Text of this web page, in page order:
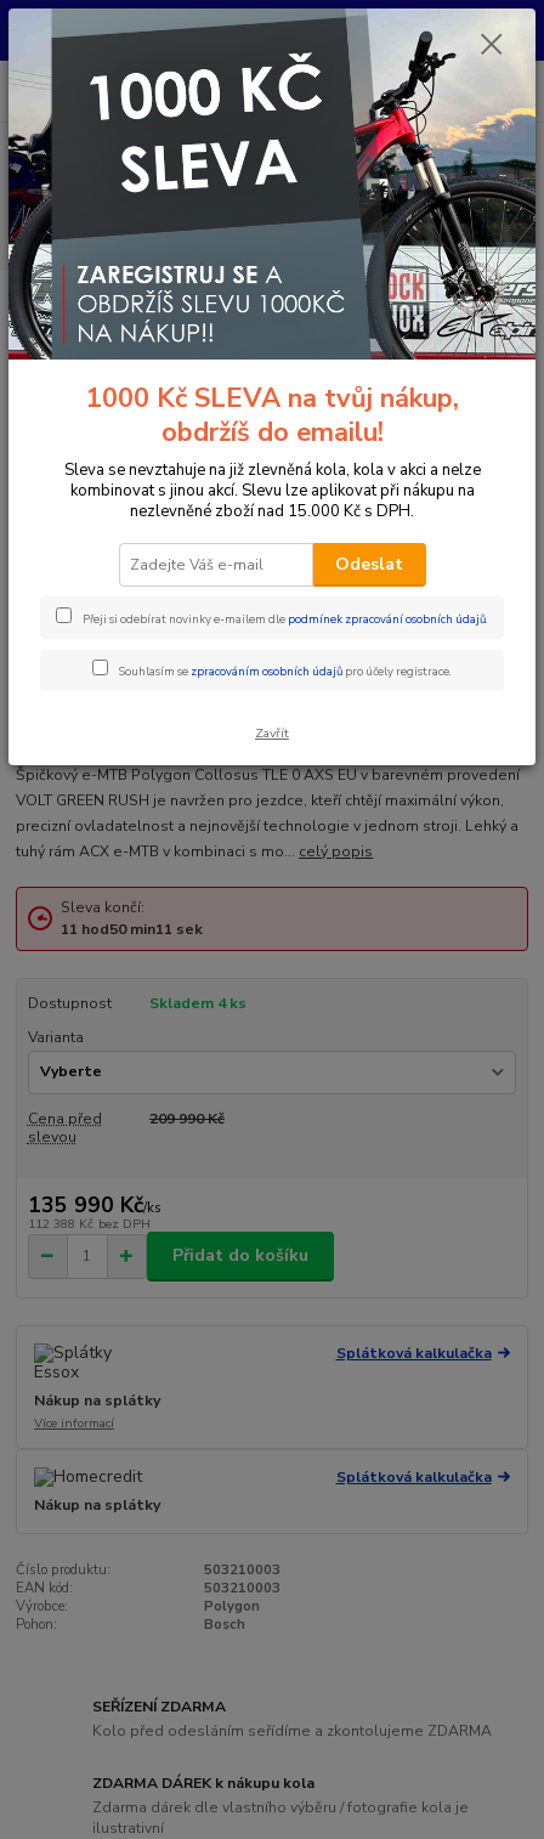
Pro nachystání kola / doplňků na prodejně si prosím zavolejte dopředu.
Menu
CZK
Hledat
+420 733 792 733
PO-PÁ 10:00-17:00 | SO: 9:00-12:00
Úvod Elektrokola Horská elektrokola
Celoodpružená elektrokola 29"
POLYGON COLLOSUS TLE 0 AXS EU VOLT GREEN RUSH 1X12 29"
POLYGON COLLOSUS TLE 0 AXS
EU VOLT GREEN RUSH 1X12 29"
- 35 %
Ohodnotit produkt
Špičkový e-MTB Polygon Collosus TLE 0 AXS EU v barevném provedení
VOLT GREEN RUSH je navržen pro jezdce, kteří chtějí maximální výkon,
precizní ovladatelnost a nejnovější technologie v jednom stroji. Lehký a
tuhý rám ACX e-MTB v kombinaci s mo... celý popis
Sleva končí:
11 hod50min10 sek
Dostupnost
Skladem 4 ks
Varianta
Cena před
slevou
209 990 Kč
135 990 Kč/ks
112 388 Kč bez DPH
Přidat do košíku
Splátková kalkulačka
Nákup na splátky
Více informací
Splátková kalkulačka
Nákup na splátky
Číslo produktu:
503210003
EAN kód:
503210003
Výrobce:
Polygon
Pohon:
Bosch
SEŘÍZENÍ ZDARMA
Kolo před odesláním seřídíme a zkontolujeme ZDARMA
ZDARMA DÁREK k nákupu kola
Zdarma dárek dle vlastního výběru / fotografie kola je
ilustrativní
1000 Kč SLEVA na tvůj nákup,
obdržíš do emailu!
Sleva se nevztahuje na již zlevněná kola, kola v akci a nelze
kombinovat s jinou akcí. Slevu lze aplikovat při nákupu na
nezlevněné zboží nad 15.000 Kč s DPH.
Odeslat
Přeji si odebírat novinky e-mailem dle podmínek zpracování osobních údajů.
Souhlasím se zpracováním osobních údajů pro účely registrace.
Zavřít